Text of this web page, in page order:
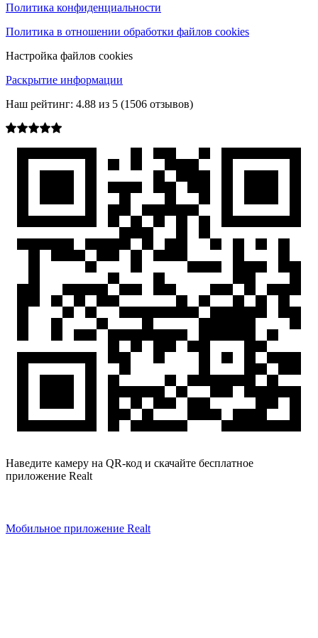
Политика конфиденциальности
Политика в отношении обработки файлов cookies
Настройка файлов cookies
Раскрытие информации
Наш рейтинг: 4.88 из 5 (1506 отзывов)
Наведите камеру на QR-код и скачайте бесплатное
приложение Realt
Мобильное приложение Realt